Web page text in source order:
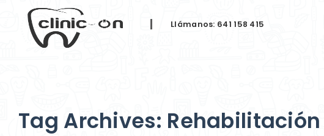
Llámanos: 641 158 415
Tag Archives: Rehabilitación